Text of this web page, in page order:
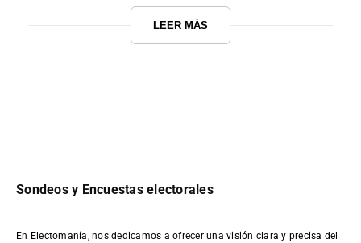
LEER MÁS
Sondeos y Encuestas electorales
En Electomanía, nos dedicamos a ofrecer una visión clara y precisa del